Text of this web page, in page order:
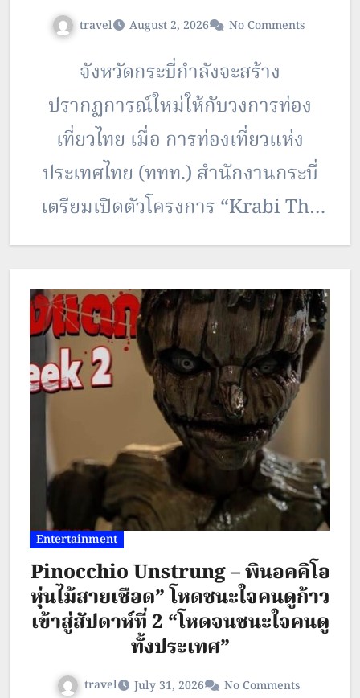
travel August 2, 2026 No Comments
จังหวัดกระบี่กำลังจะสร้าง
ปรากฏการณ์ใหม่ให้กับวงการท่อง
เที่ยวไทย เมื่อ การท่องเที่ยวแห่ง
ประเทศไทย (ททท.) สำนักงานกระบี่
เตรียมเปิดตัวโครงการ “Krabi The
Musical” ละครเวทีแนวมิวสิคัลที่
ลักษณ์ของจังหวัดกระบี่ ผ่านบทละคร
การแสดง และบทเพลงอันไพเราะ เพื่อ
มอบประสบการณ์การท่องเที่ยวในมิติ
ใหม่ที่น่าประทับใจ “Krabi The
Musical” จะพาผู้ชมร่วมออกเดินทาง
ไปสัมผัสเสน่ห์ของกระบี่ ทั้งธรรมชาติ
อันงดงาม วิถีชีวิต วัฒนธรรมท้องถิ่น
และความอบอุ่นของผู้คน ผ่านการ
แสดงที่ผสมผสานแสง สี เสียง และ
ดนตรีได้อย่างลงตัว สร้างแรงบันดาล
ใจให้ผู้ชมอยากออกเดินทางมาสัมผัส
จังหวัดกระบี่ด้วยตนเอง โครงการนี้นับ
Entertainment
Pinocchio Unstrung – พินอคคิโอ
หุ่นไม้สายเชือด” โหดชนะใจคนดูก้าว
เข้าสู่สัปดาห์ที่ 2 “โหดจนชนะใจคนดู
ทั้งประเทศ”
travel July 31, 2026 No Comments